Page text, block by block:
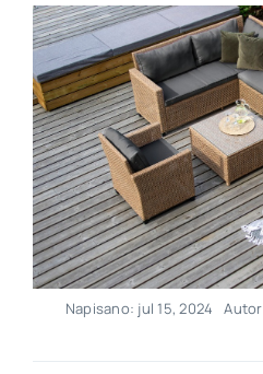
Napisano: jul 15, 2024 Autor